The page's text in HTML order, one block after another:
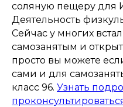
соляную пещеру для
Деятельность
Сейчас у многих
самозанятым и
просто вы можете
сами и для
класс 96. Узнать